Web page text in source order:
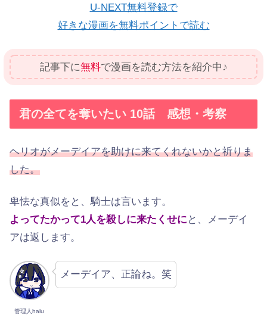
U-NEXT無料登録で
好きな漫画を無料ポイントで読む
記事下に無料で漫画を読む方法を紹介中♪
君の全てを奪いたい 10話 感想・考察
ヘリオがメーデイアを助けに来てくれないかと祈りま
した。
卑怯な真似をと、騎士は言います。
よってたかって1人を殺しに来たくせに と、メーデイ
アは返します。
管理人halu
メーデイア、正論ね。笑